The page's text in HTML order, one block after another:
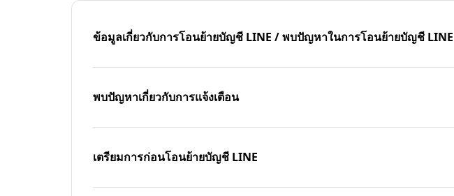
ข้อมูลเกี่ยวกับการโอนย้ายบัญชี LINE / พบปัญหาในการโอนย้ายบัญชี LINE
พบปัญหาเกี่ยวกับการแจ้งเตือน
เตรียมการก่อนโอนย้ายบัญชี LINE